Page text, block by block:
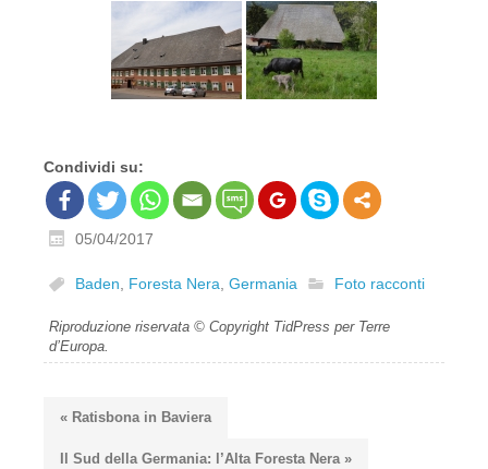
Condividi su:
05/04/2017
Baden, Foresta Nera, Germania Foto racconti
Riproduzione riservata © Copyright TidPress per Terre
d’Europa.
« Ratisbona in Baviera
Il Sud della Germania: l’Alta Foresta Nera »